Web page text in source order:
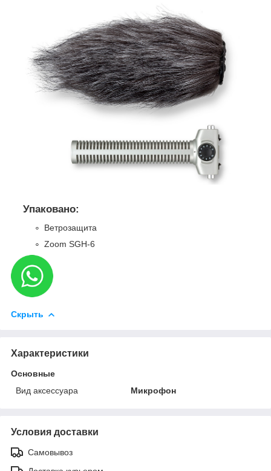
Упаковано:
Ветрозащита
Zoom SGH-6
Скрыть
Характеристики
Основные
Вид аксессуара
Микрофон
Условия доставки
Самовывоз